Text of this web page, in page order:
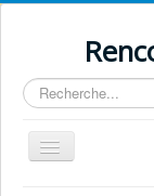
Rechercher
Basculer
la